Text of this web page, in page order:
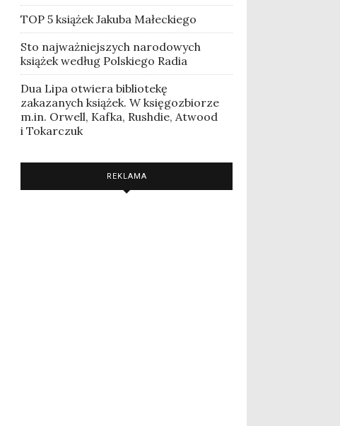
TOP 5 książek Jakuba Małeckiego
Sto najważniejszych narodowych
książek według Polskiego Radia
Dua Lipa otwiera bibliotekę
zakazanych książek. W księgozbiorze
m.in. Orwell, Kafka, Rushdie, Atwood
i Tokarczuk
REKLAMA